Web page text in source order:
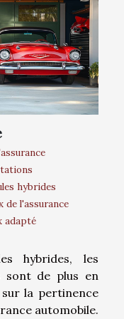
hybrides
de l'assurance
adapté
hybrides, les
sont de plus en
la pertinence
automobile.